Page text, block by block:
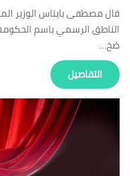
قال مصطفى بايتاس الوزير
الناطق الرسمي باسم
ضخ…
‏التفاصيل